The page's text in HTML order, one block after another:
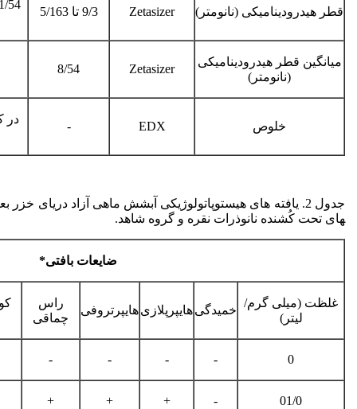
قطر هیدرودینامیکی (نانومتر) Zetasizer 9/3 تا 5/163
میانگین قطر هیدرودینامیکی
(نانومتر)
Zetasizer
8/54
خلوص EDX
-
در
های تحت کُشنده نانوذرات نقره و گروه شاهد.
ضایعات بافتی*
غلظت (میلی گرم/
لیتر)
خمیدگیهایپرپلازیهایپرتروفی
راس
چماقی
0
-
-
-
-
01/0
-
+
+
+